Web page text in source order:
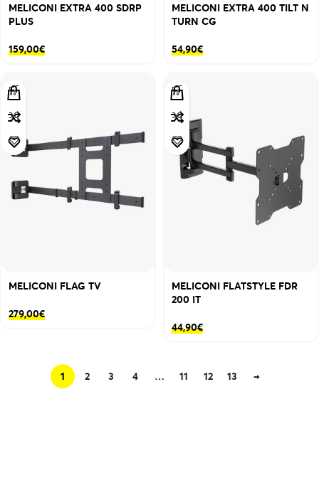
MELICONI EXTRA 400 SDRP
PLUS
159,00€
MELICONI EXTRA 400 TILT N
TURN CG
54,90€
MELICONI FLAG TV
279,00€
MELICONI FLATSTYLE FDR
200 IT
44,90€
1 2 3 4 … 11 12 13 →